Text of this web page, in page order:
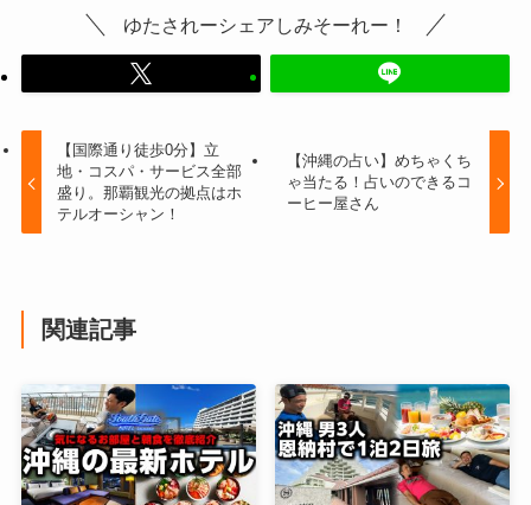
ゆたされーシェアしみそーれー！
【国際通り徒歩0分】立
地・コスパ・サービス全部
盛り。那覇観光の拠点はホ
テルオーシャン！
【沖縄の占い】めちゃくち
ゃ当たる！占いのできるコ
ーヒー屋さん
関連記事